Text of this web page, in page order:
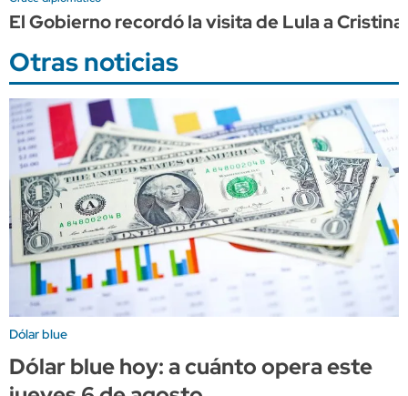
El Gobierno recordó la visita de Lula a
Otras noticias
Dólar blue
Dólar blue hoy: a cuánto opera este